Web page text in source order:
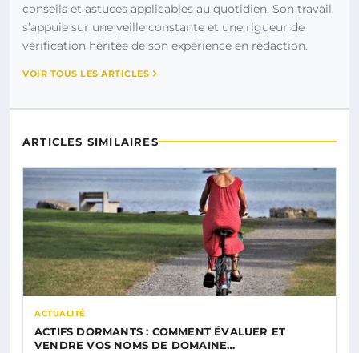
conseils et astuces applicables au quotidien. Son travail
s’appuie sur une veille constante et une rigueur de
vérification héritée de son expérience en rédaction.
VOIR TOUS LES ARTICLES
ARTICLES SIMILAIRES
ACTUALITÉ
ACTIFS DORMANTS : COMMENT ÉVALUER ET
VENDRE VOS NOMS DE DOMAINE…